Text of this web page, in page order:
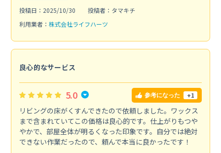
投稿日：2025/10/30
投稿者：タマキチ
利用業者： 株式会社ライフハーツ
良心的なサービス
5.0 参考になった +1
リビングの床がくすんできたので依頼しました。ワックス
まで含まれていてこの価格は良心的です。仕上がりもつや
やかで、部屋全体が明るくなった印象です。自分では絶対
できない作業だったので、頼んで本当に良かったです！